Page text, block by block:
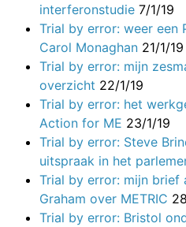
interferonstudie 7/1/19
Trial by error: weer een
Carol Monaghan 21/1/19
Trial by error: mijn
overzicht 22/1/19
Trial by error: het
Action for ME 23/1/19
Trial by error: Steve
uitspraak in het
Trial by error: mijn brief
Graham over METRIC
Trial by error: Bristol